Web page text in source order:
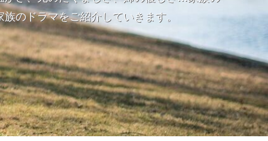
のドラマをご紹介していきます。